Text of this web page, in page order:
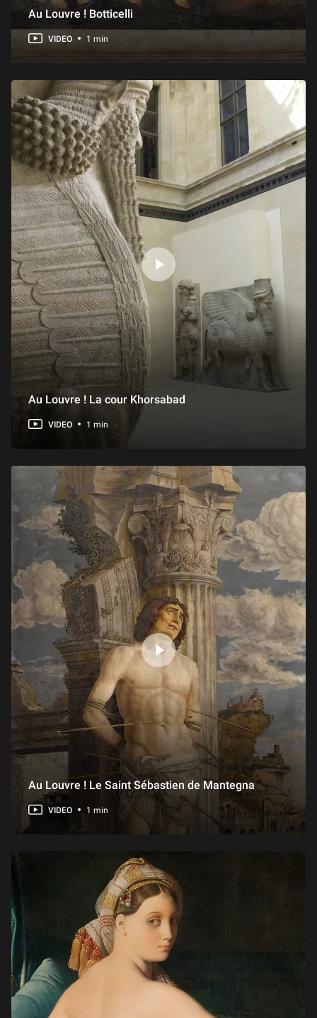
Au Louvre ! Botticelli
VIDEO 1 min
Au Louvre ! La cour Khorsabad
VIDEO 1 min
Au Louvre ! Le Saint Sébastien de Mantegna
VIDEO 1 min